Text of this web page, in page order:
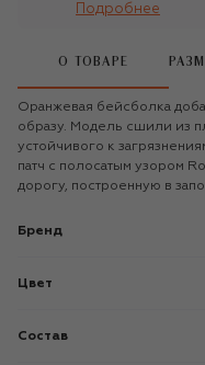
Подробнее
О ТОВАРЕ
Оранжевая бейсболка
образу. Модель сшили из
устойчивого к
патч с полосатым узором
дорогу, построенную в
Бренд
Цвет
Состав